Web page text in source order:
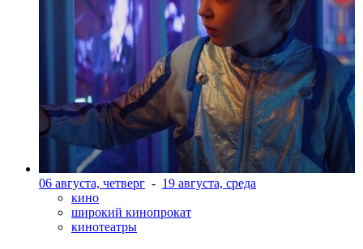
06 августа, четверг - 19 августа, среда
кино
широкий кинопрокат
кинотеатры